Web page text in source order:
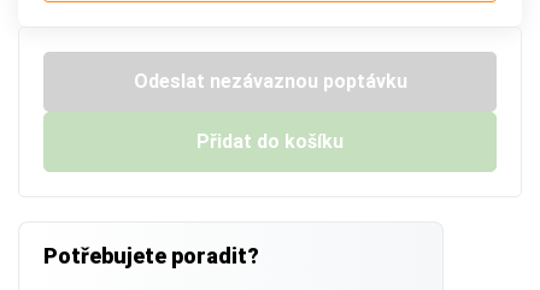
Odeslat nezávaznou poptávku
Přidat do košíku
Potřebujete poradit?